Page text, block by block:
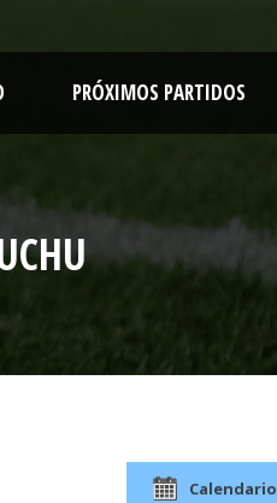
PRÓXIMOS PARTIDOS
Calendario